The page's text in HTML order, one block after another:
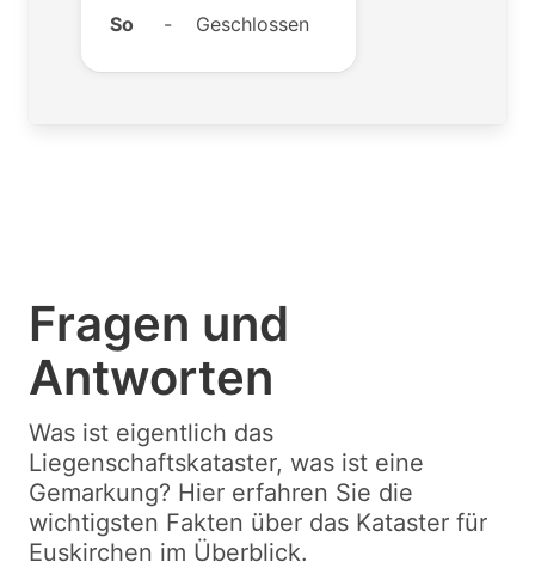
So
- Geschlossen
Fragen und
Antworten
Was ist eigentlich das
Liegenschaftskataster, was ist eine
Gemarkung? Hier erfahren Sie die
wichtigsten Fakten über das Kataster für
Euskirchen im Überblick.